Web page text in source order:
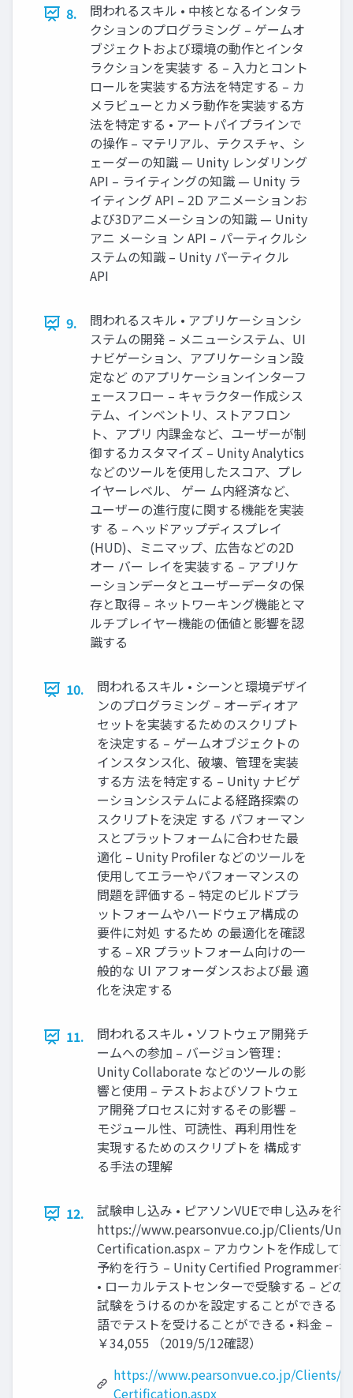
8.
問われるスキル • 中核となるインタラ
クションのプログラミング – ゲームオ
ブジェクトおよび環境の動作とインタ
ラクションを実装す る – 入力とコント
ロールを実装する方法を特定する – カ
メラビューとカメラ動作を実装する方
法を特定する • アートパイプラインで
の操作 – マテリアル、テクスチャ、シ
ェーダーの知識 — Unity レンダリング
API – ライティングの知識 — Unity ラ
イティング API – 2D アニメーションお
よび3Dアニメーションの知識 — Unity
アニ メーショ ン API – パーティクルシ
ステムの知識 – Unity パーティクル
API
9.
問われるスキル • アプリケーションシ
ステムの開発 – メニューシステム、UI
ナビゲーション、アプリケーション設
定など のアプリケーションインターフ
ェースフロー – キャラクター作成シス
テム、インベントリ、ストアフロン
ト、アプリ 内課金など、ユーザーが制
御するカスタマイズ – Unity Analytics
などのツールを使用したスコア、プレ
イヤーレベル、 ゲー ム内経済など、
ユーザーの進行度に関する機能を実装
す る – ヘッドアップディスプレイ
(HUD)、ミニマップ、広告などの2D
オー バー レイを実装する – アプリケ
ーションデータとユーザーデータの保
存と取得 – ネットワーキング機能とマ
ルチプレイヤー機能の価値と影響を認
識する
10.
問われるスキル • シーンと環境デザイ
ンのプログラミング – オーディオア
セットを実装するためのスクリプト
を決定する – ゲームオブジェクトの
インスタンス化、破壊、管理を実装
する方 法を特定する – Unity ナビゲ
ーションシステムによる経路探索の
スクリプトを決定 する パフォーマン
スとプラットフォームに合わせた最
適化 – Unity Profiler などのツールを
使用してエラーやパフォーマンスの
問題を評価する – 特定のビルドプラ
ットフォームやハードウェア構成の
要件に対処 するため の最適化を確認
する – XR プラットフォーム向けの一
般的な UI アフォーダンスおよび最 適
化を決定する
11.
問われるスキル • ソフトウェア開発チ
ームへの参加 – バージョン管理 :
Unity Collaborate などのツールの影
響と使用 – テストおよびソフトウェ
ア開発プロセスに対するその影響 –
モジュール性、可読性、再利用性を
実現するためのスクリプトを 構成す
る手法の理解
12.
試験申し込み • ピアソンVUEで申し込みを行
https://www.pearsonvue.co.jp/Clients/
Certification.aspx – アカウントを作成して
予約を行う – Unity Certified Programmer
• ローカルテストセンターで受験する – どの
試験をうけるのかを設定することができる –
語でテストを受けることができる • 料金 –
￥34,055 （2019/5/12確認）
https://www.pearsonvue.co.jp/Clients/
Certification.aspx